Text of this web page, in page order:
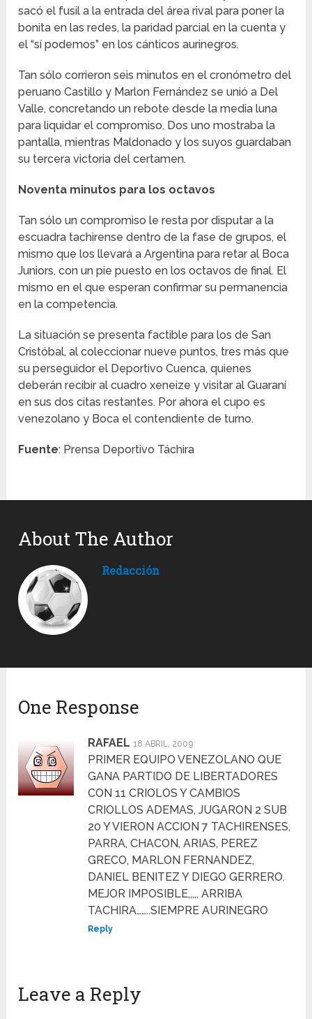
sacó el fusil a la entrada del área rival para poner la
bonita en las redes, la paridad parcial en la cuenta y
el “sí podemos” en los cánticos aurinegros.
Tan sólo corrieron seis minutos en el cronómetro del
peruano Castillo y Marlon Fernández se unió a Del
Valle, concretando un rebote desde la media luna
para liquidar el compromiso. Dos uno mostraba la
pantalla, mientras Maldonado y los suyos guardaban
su tercera victoria del certamen.
Noventa minutos para los octavos
Tan sólo un compromiso le resta por disputar a la
escuadra tachirense dentro de la fase de grupos, el
mismo que los llevará a Argentina para retar al Boca
Juniors, con un pie puesto en los octavos de final. El
mismo en el que esperan confirmar su permanencia
en la competencia.
La situación se presenta factible para los de San
Cristóbal, al coleccionar nueve puntos, tres más que
su perseguidor el Deportivo Cuenca, quienes
deberán recibir al cuadro xeneize y visitar al Guaraní
en sus dos citas restantes. Por ahora el cupo es
venezolano y Boca el contendiente de turno.
Fuente: Prensa Deportivo Táchira
About The Author
Redacción
One Response
RAFAEL 18 ABRIL, 2009
PRIMER EQUIPO VENEZOLANO QUE
GANA PARTIDO DE LIBERTADORES
CON 11 CRIOLOS Y CAMBIOS
CRIOLLOS ADEMAS, JUGARON 2 SUB
20 Y VIERON ACCION 7 TACHIRENSES,
PARRA, CHACON, ARIAS, PEREZ
GRECO, MARLON FERNANDEZ,
DANIEL BENITEZ Y DIEGO GERRERO.
MEJOR IMPOSIBLE,,,,, ARRIBA
TACHIRA……..SIEMPRE AURINEGRO
Reply
Leave a Reply